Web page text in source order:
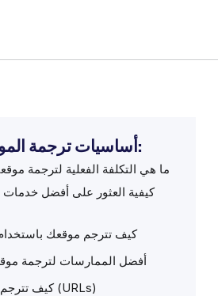
أساسيات ترجمة المواقع الإلكترونية:
ما هي التكلفة الفعلية لترجمة
كيفية العثور على أفضل خدمات
كيف تترجم موقعك
أفضل الممارسات لترجمة
كيف تترجم روابط موقعك (URLs)